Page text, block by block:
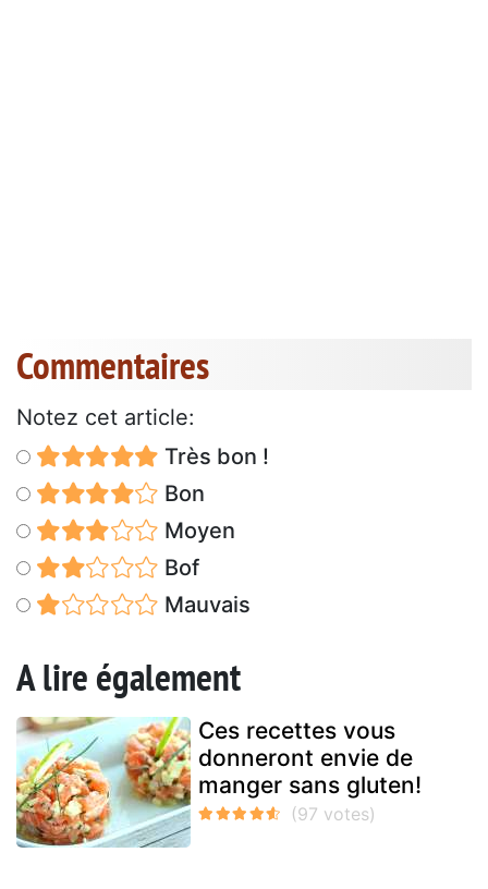
Commentaires
Notez cet article:
Très bon !
Bon
Moyen
Bof
Mauvais
A lire également
Ces recettes vous
donneront envie de
manger sans gluten!